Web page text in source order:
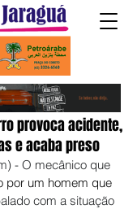
provoca acidente,
e acaba preso
- O mecânico que
por um homem que
com a situação